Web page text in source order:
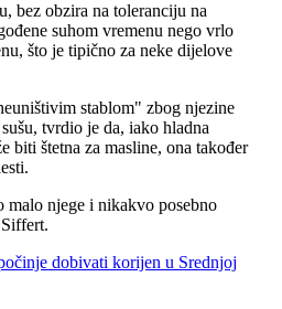
bez obzira na toleranciju na
suhom vremenu nego vrlo
što je tipično za neke dijelove
stablom" zbog njezine
tvrdio je da, iako hladna
biti štetna za masline, ona također
njege i nikakvo posebno
dobivati korijen u Srednjoj